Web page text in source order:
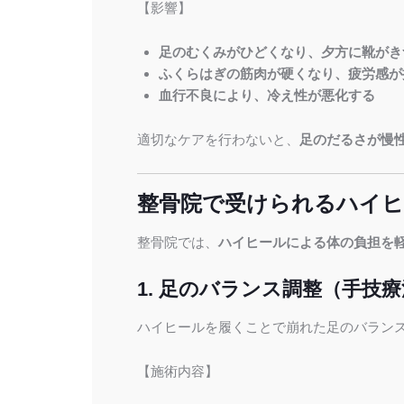
【影響】
足のむくみがひどくなり、夕方に靴が
ふくらはぎの筋肉が硬くなり、疲労感
血行不良により、冷え性が悪化する
適切なケアを行わないと、 足のだるさが慢
整骨院で受けられるハイ
整骨院では、 ハイヒールによる体の負担を
1. 足のバランス調整（手技
ハイヒールを履くことで崩れた足のバラン
【施術内容】